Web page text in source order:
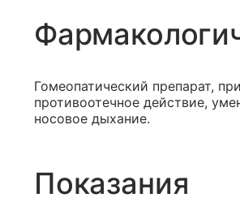
Гомеопатический препарат,
противоотечное действие,
носовое дыхание.
Показания